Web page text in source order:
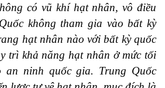
có vũ khí hạt nhân, vô điều
không tham gia vào bất kỳ
hạt nhân nào với bất kỳ quốc
trì khả năng hạt nhân ở mức tối
an ninh quốc gia. Trung Quốc